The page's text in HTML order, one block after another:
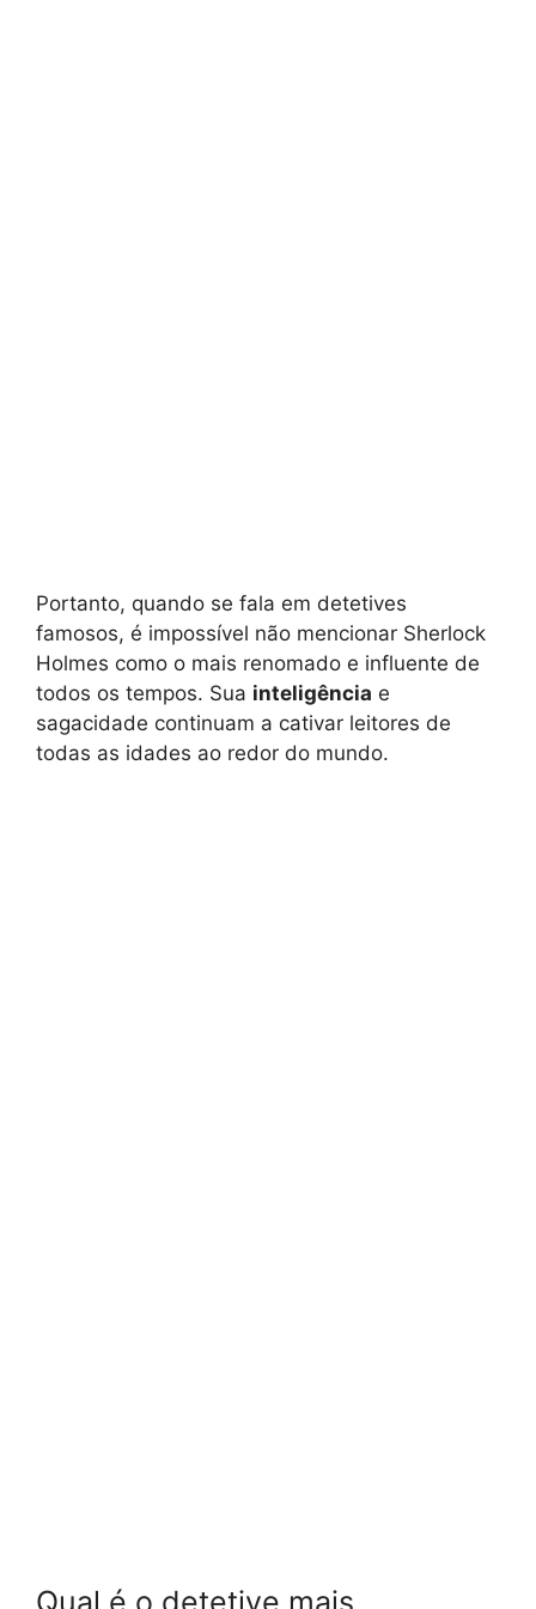
Portanto, quando se fala em detetives
famosos, é impossível não mencionar Sherlock
Holmes como o mais renomado e influente de
todos os tempos. Sua inteligência e
sagacidade continuam a cativar leitores de
todas as idades ao redor do mundo.